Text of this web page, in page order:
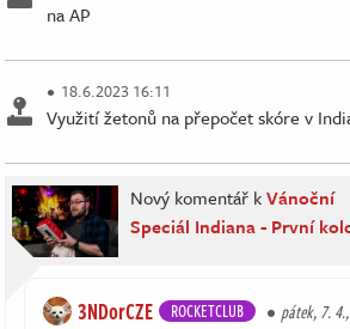
na AP
18.6.2023 16:11
Využití žetonů na přepočet skóre v
Nový komentář kVánoční
Speciál Indiana - První
3NDorCZE ROCKETCLUB pátek, 7.